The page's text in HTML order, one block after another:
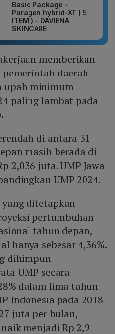
Basic Package -
Puragen hybrid-XT ( 5
ITEM ) - DAVIENA
SKINCARE
memberikan
daerah
upah minimum
paling lambat pada
di antara 31
masih berada di
2,036 juta. UMP Jawa
UMP 2024.
ditetapkan
pertumbuhan
tahun depan,
hanya sebesar 4,36%.
dihimpun
UMP secara
dalam lima tahun
Indonesia pada 2018
juta per bulan,
menjadi Rp 2,9